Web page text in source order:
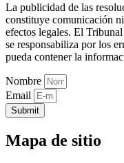
La publicidad de las
constituye comunicación
efectos legales. El
se responsabiliza por los
pueda contener la
Nombre
Email
Submit
Mapa de sitio